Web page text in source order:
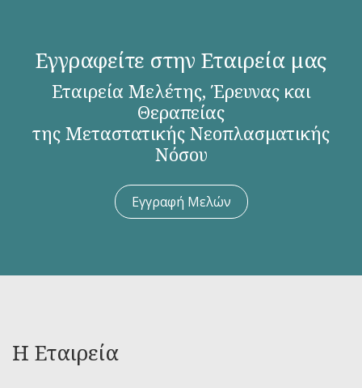
Εγγραφείτε στην Εταιρεία μας
Εταιρεία Μελέτης, Έρευνας και
Θεραπείας
της Μεταστατικής Νεοπλασματικής
Νόσου
Εγγραφή Μελών
Η Εταιρεία